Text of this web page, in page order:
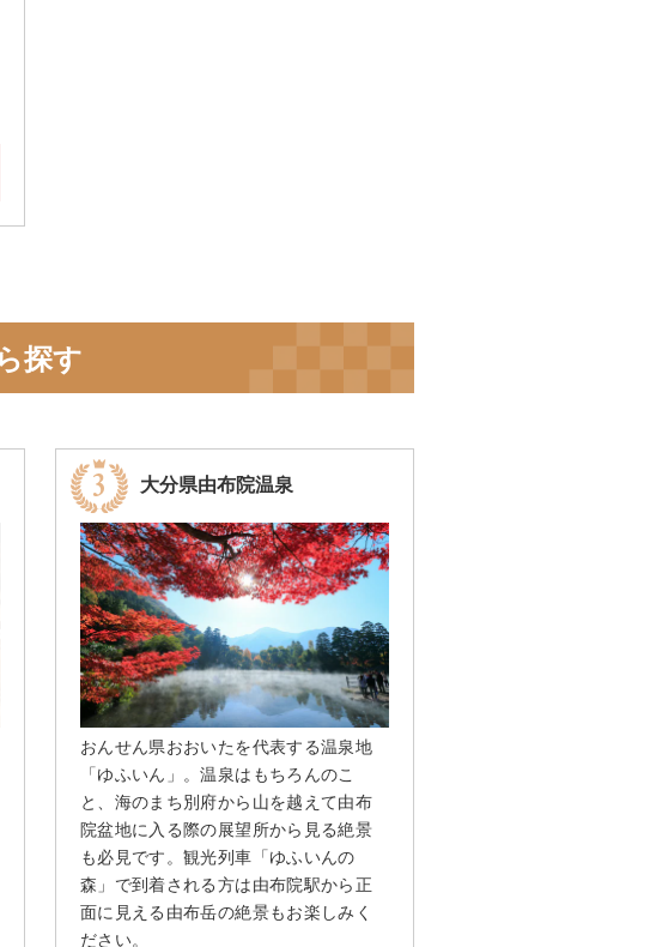
探す
大分県由布院温泉
おんせん県おおいたを代表する温泉地
「ゆふいん」。温泉はもちろんのこ
と、海のまち別府から山を越えて由布
院盆地に入る際の展望所から見る絶景
も必見です。観光列車「ゆふいんの
森」で到着される方は由布院駅から正
面に見える由布岳の絶景もお楽しみく
ださい。